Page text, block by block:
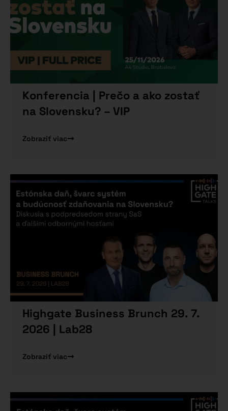
Konferencia | Prečo a ako zostať
na Slovensku? – VIP
Zobraziť viac
Highgate Business Brunch 29. 7.
2026 | Lab28
Zobraziť viac